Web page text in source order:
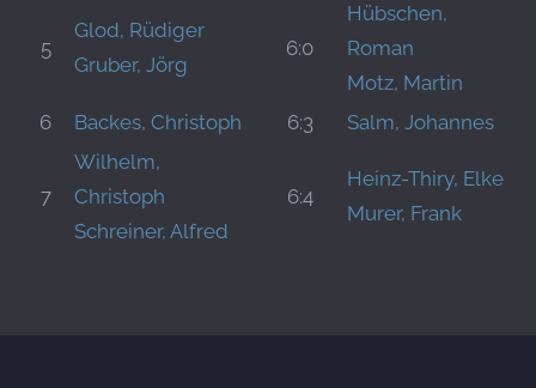
5
Glod, Rüdiger
Gruber, Jörg
6:0
Hübschen,
Roman
Motz, Martin
6
Backes, Christoph 6:3 Salm, Johannes
7
Wilhelm,
Christoph
Schreiner, Alfred
6:4
Heinz-Thiry, Elke
Murer, Frank